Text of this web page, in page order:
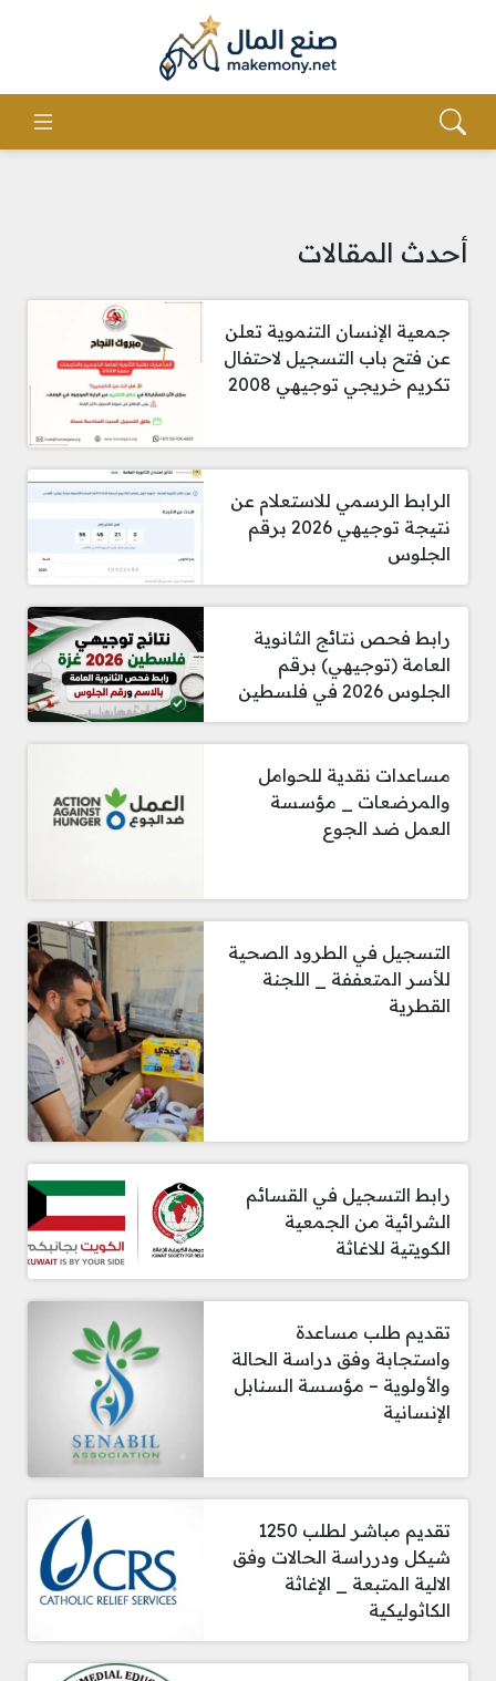
أحدث المقالات
جمعية الإنسان التنموية تعلن
عن فتح باب التسجيل لاحتفال
تكريم خريجي توجيهي 2008
الرابط الرسمي للاستعلام عن
نتيجة توجيهي 2026 برقم
الجلوس
رابط فحص نتائج الثانوية
العامة (توجيهي) برقم
الجلوس 2026 في فلسطين
مساعدات نقدية للحوامل
والمرضعات _ مؤسسة
العمل ضد الجوع
التسجيل في الطرود الصحية
للأسر المتعففة _ اللجنة
القطرية
رابط التسجيل في القسائم
الشرائية من الجمعية
الكويتية للاغاثة
تقديم طلب مساعدة
واستجابة وفق دراسة الحالة
والأولوية – مؤسسة السنابل
الإنسانية
تقديم مباشر لطلب 1250
شيكل ودرراسة الحالات وفق
الالية المتبعة _ الإغاثة
الكاثوليكية